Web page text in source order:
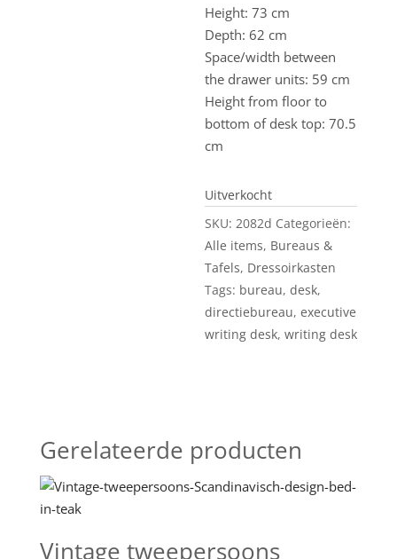
Height: 73 cm
Depth: 62 cm
Space/width between
the drawer units: 59 cm
Height from floor to
bottom of desk top: 70.5
cm
Uitverkocht
SKU:2082d Categorieën:
Alle items, Bureaus &
Tafels, Dressoirkasten
Tags: bureau,desk,
directiebureau,executive
writing desk,writing desk
Gerelateerde producten
Vintage tweepersoons